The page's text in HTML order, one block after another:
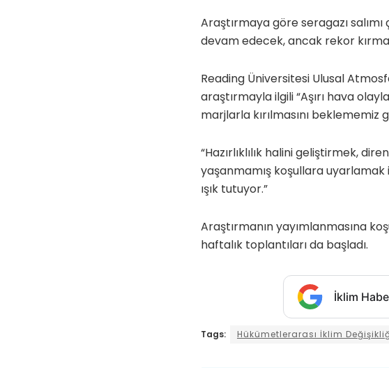
Araştırmaya göre seragazı salımı
devam edecek, ancak rekor kırma
Reading Üniversitesi Ulusal
araştırmayla ilgili “Aşırı hava
marjlarla kırılmasını
“Hazırlıklılık halini geliştirmek,
yaşanmamış koşullara
ışık tutuyor.”
Araştırmanın yayımlanmasına
haftalık toplantıları da başladı.
İklim
Tags: Hükümetlerarası İklim